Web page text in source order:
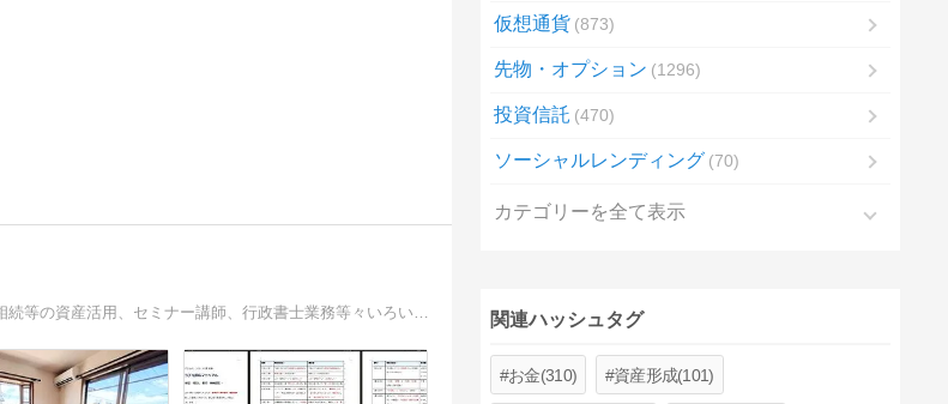
仮想通貨 873
先物・オプション 1296
投資信託 470
ソーシャルレンディング 70
カテゴリーを全て表示
関連ハッシュタグ
お金(310) 資産形成(101)